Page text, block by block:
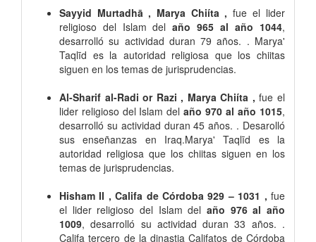
Sayyid Murtadhā , Marya Chiíta , fue el lider
religioso del Islam del año 965 al año 1044,
desarrolló su actividad duran 79 años. . Marya'
Taqlīd es la autoridad religiosa que los chiitas
siguen en los temas de jurisprudencias.
Al-Sharif al-Radi or Razi , Marya Chiíta , fue el
lider religioso del Islam del año 970 al año 1015,
desarrolló su actividad duran 45 años. . Desarolló
sus enseñanzas en Iraq.Marya' Taqlīd es la
autoridad religiosa que los chiitas siguen en los
temas de jurisprudencias.
Hisham II , Califa de Córdoba 929 – 1031 , fue
el lider religioso del Islam del año 976 al año
1009, desarrolló su actividad duran 33 años. .
Califa tercero de la dinastia Califatos de Córdoba